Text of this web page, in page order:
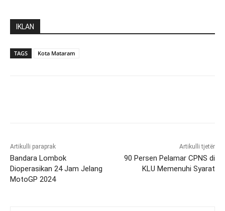
IKLAN
TAGS Kota Mataram
Artikulli paraprak
Bandara Lombok
Dioperasikan 24 Jam Jelang
MotoGP 2024
Artikulli tjetër
90 Persen Pelamar CPNS di
KLU Memenuhi Syarat